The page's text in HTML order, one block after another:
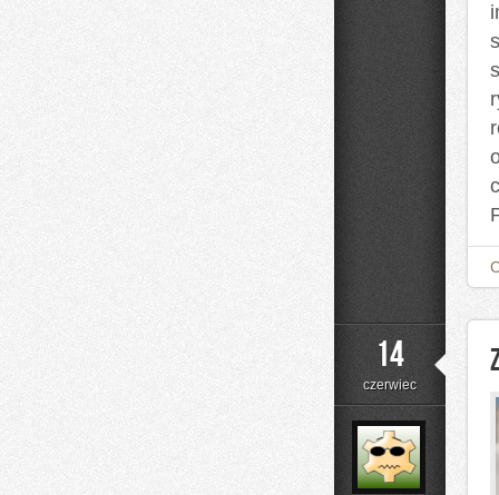
14
czerwiec